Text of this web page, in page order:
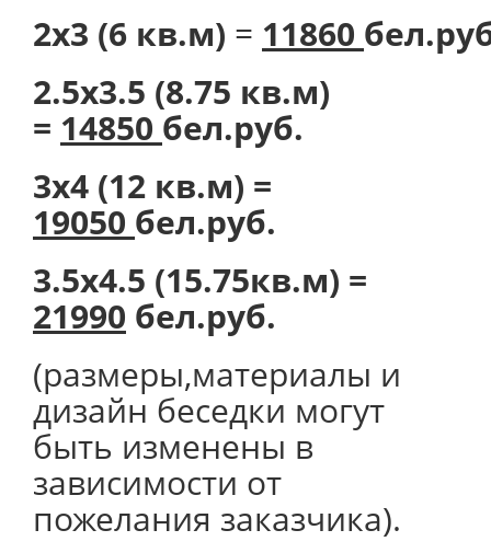
2х3 (6 кв.м) = 11860
2.5х3.5 (8.75 кв.м)
= 14850 бел.руб.
3х4 (12 кв.м) =
19050 бел.руб.
3.5х4.5 (15.75кв.м) =
21990 бел.руб.
(размеры,материалы и
дизайн беседки могут
быть изменены в
зависимости от
пожелания заказчика).